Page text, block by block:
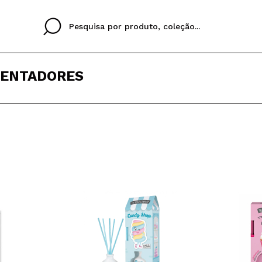
Ao criar uma conta
rapidamente, verificar
operações anteriores.